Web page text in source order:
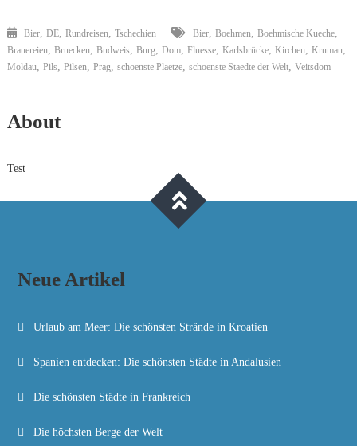
Bier, DE, Rundreisen, Tschechien Bier, Boehmen, Boehmische Kueche,
Brauereien, Bruecken, Budweis, Burg, Dom, Fluesse, Karlsbrücke, Kirchen, Krumau,
Moldau, Pils, Pilsen, Prag, schoenste Plaetze, schoenste Staedte der Welt, Veitsdom
About
Test
Neue Artikel
Urlaub am Meer: Die schönsten Strände in Kroatien
Spanien entdecken: Die schönsten Städte in Andalusien
Die schönsten Städte in Frankreich
Die höchsten Berge der Welt